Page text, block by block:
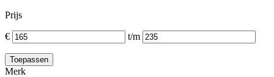
Prijs
€ t/m
Merk